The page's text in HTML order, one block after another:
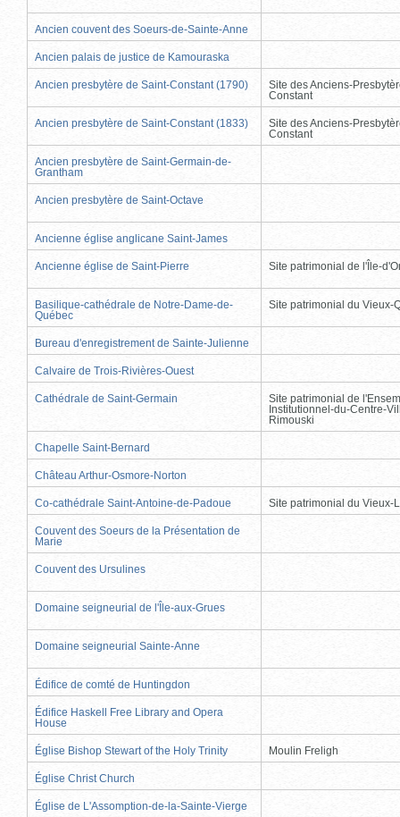
Ancien couvent des Soeurs-de-Sainte-Anne
Ancien palais de justice de Kamouraska
Ancien presbytère de Saint-Constant (1790)
Site des Anciens-
Constant
Ancien presbytère de Saint-Constant (1833)
Site des Anciens-
Constant
Ancien presbytère de Saint-Germain-de-
Grantham
Ancien presbytère de Saint-Octave
Ancienne église anglicane Saint-James
Ancienne église de Saint-Pierre Site patrimonial de l'Île-
Basilique-cathédrale de Notre-Dame-de-
Québec
Site patrimonial du Vieux-
Bureau d'enregistrement de Sainte-Julienne
Calvaire de Trois-Rivières-Ouest
Cathédrale de Saint-Germain
Site patrimonial de
Institutionnel-du-Centre-
Rimouski
Chapelle Saint-Bernard
Château Arthur-Osmore-Norton
Co-cathédrale Saint-Antoine-de-Padoue Site patrimonial du Vieux-
Couvent des Soeurs de la Présentation de
Marie
Couvent des Ursulines
Domaine seigneurial de l'Île-aux-Grues
Domaine seigneurial Sainte-Anne
Édifice de comté de Huntingdon
Édifice Haskell Free Library and Opera
House
Église Bishop Stewart of the Holy Trinity Moulin Freligh
Église Christ Church
Église de L'Assomption-de-la-Sainte-Vierge